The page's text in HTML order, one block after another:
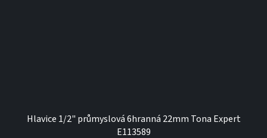
Hlavice 1/2" průmyslová 6hranná 22mm Tona Expert
E113589